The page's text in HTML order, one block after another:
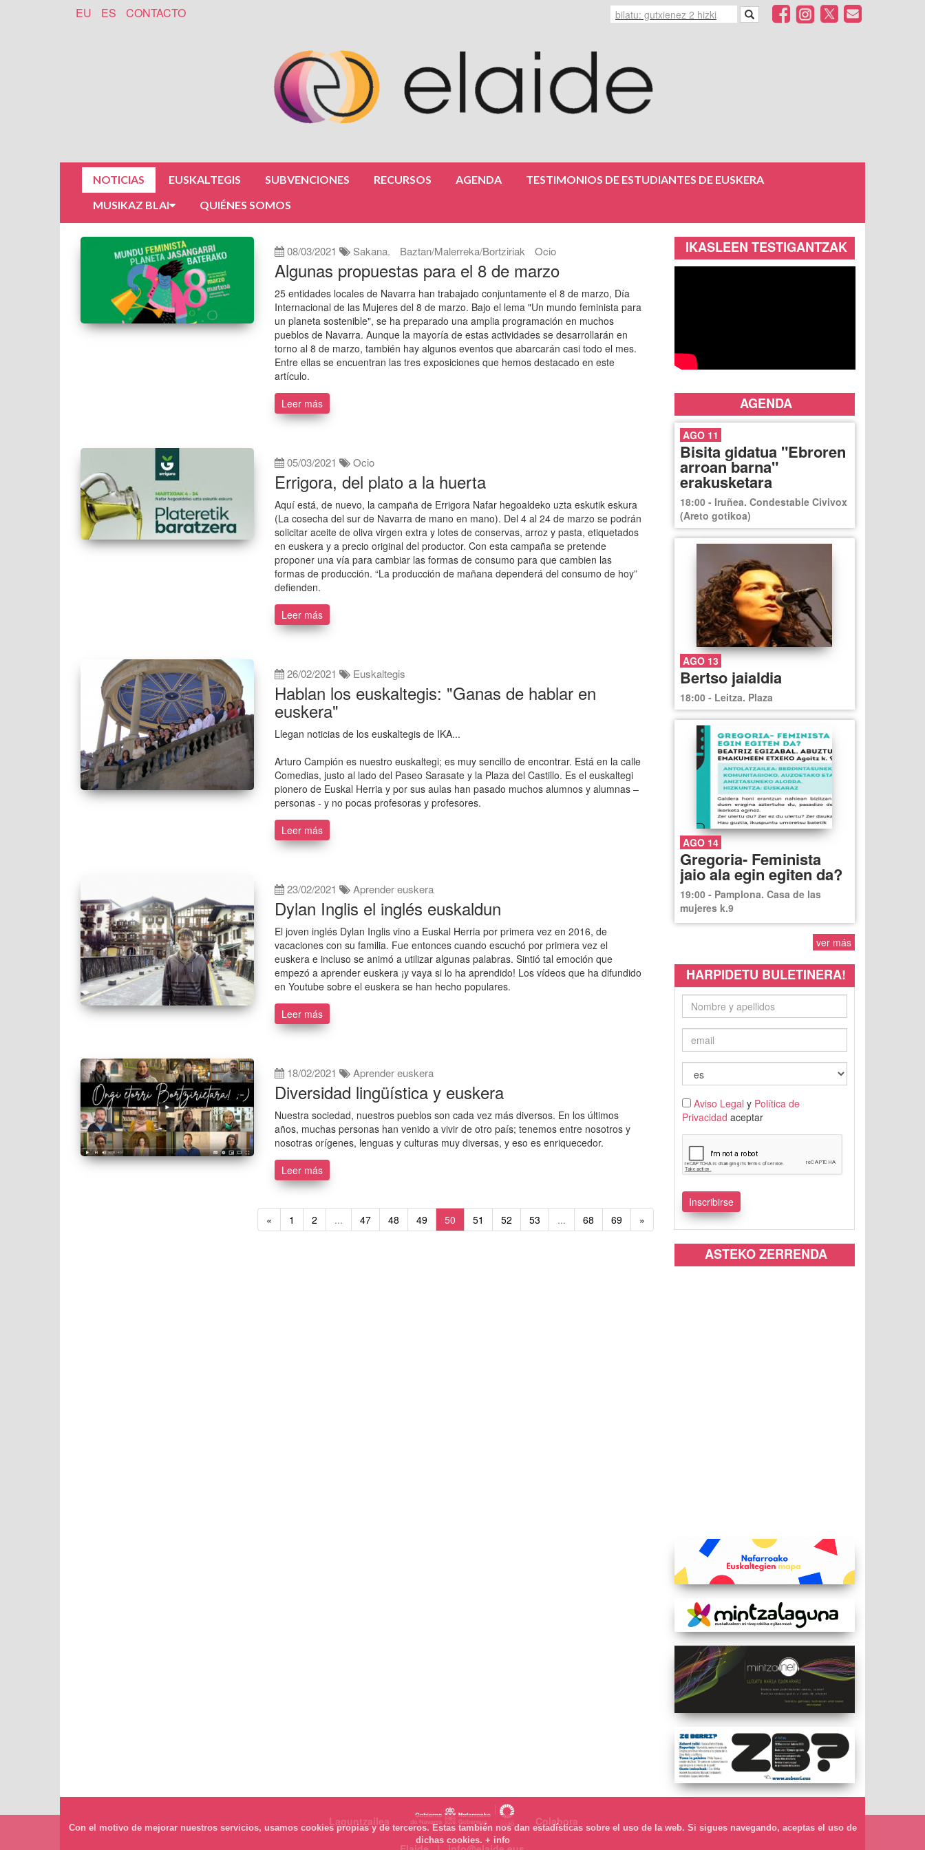
EU ES CONTACTO
NOTICIAS EUSKALTEGIS SUBVENCIONES RECURSOS AGENDA
TESTIMONIOS DE ESTUDIANTES DE EUSKERA
MUSIKAZ BLAI
QUIÉNES SOMOS
08/03/2021 Sakana. Baztan/Malerreka/Bortziriak Ocio
Algunas propuestas para el 8 de marzo
25 entidades locales de Navarra han trabajado conjuntamente el 8 de marzo, Día
Internacional de las Mujeres del 8 de marzo. Bajo el lema "Un mundo feminista para
un planeta sostenible", se ha preparado una amplia programación en muchos
pueblos de Navarra. Aunque la mayoría de estas actividades se desarrollarán en
torno al 8 de marzo, también hay algunos eventos que abarcarán casi todo el mes.
Entre ellas se encuentran las tres exposiciones que hemos destacado en este
artículo.
Leer más
05/03/2021 Ocio
Errigora, del plato a la huerta
Aquí está, de nuevo, la campaña de Errigora Nafar hegoaldeko uzta eskutik eskura
(La cosecha del sur de Navarra de mano en mano). Del 4 al 24 de marzo se podrán
solicitar aceite de oliva virgen extra y lotes de conservas, arroz y pasta, etiquetados
en euskera y a precio original del productor. Con esta campaña se pretende
proponer una vía para cambiar las formas de consumo para que cambien las
formas de producción. “La producción de mañana dependerá del consumo de hoy”
defienden.
Leer más
26/02/2021 Euskaltegis
Hablan los euskaltegis: "Ganas de hablar en
euskera"
Llegan noticias de los euskaltegis de IKA...
Arturo Campión es nuestro euskaltegi; es muy sencillo de encontrar. Está en la calle
Comedias, justo al lado del Paseo Sarasate y la Plaza del Castillo. Es el euskaltegi
pionero de Euskal Herria y por sus aulas han pasado muchos alumnos y alumnas –
personas - y no pocas profesoras y profesores.
Leer más
23/02/2021 Aprender euskera
Dylan Inglis el inglés euskaldun
El joven inglés Dylan Inglis vino a Euskal Herria por primera vez en 2016, de
vacaciones con su familia. Fue entonces cuando escuchó por primera vez el
euskera e incluso se animó a utilizar algunas palabras. Sintió tal emoción que
empezó a aprender euskera ¡y vaya si lo ha aprendido! Los vídeos que ha difundido
en Youtube sobre el euskera se han hecho populares.
Leer más
18/02/2021 Aprender euskera
Diversidad lingüística y euskera
Nuestra sociedad, nuestros pueblos son cada vez más diversos. En los últimos
años, muchas personas han venido a vivir de otro país; tenemos entre nosotros y
nosotras orígenes, lenguas y culturas muy diversas, y eso es enriquecedor.
Leer más
« 1 2 ... 47 48 49 50 51 52 53 ... 68 69 »
IKASLEEN TESTIGANTZAK
AGENDA
AGO 11
Bisita gidatua "Ebroren
arroan barna"
erakusketara
18:00 - Iruñea. Condestable Civivox
(Areto gotikoa)
AGO 13
Bertso jaialdia
18:00 - Leitza. Plaza
AGO 14
Gregoria- Feminista
jaio ala egin egiten da?
19:00 - Pamplona. Casa de las
mujeres k.9
ver más
HARPIDETU BULETINERA!
Aviso Legal y Política de
Privacidad aceptar
ASTEKO ZERRENDA
Laguntzailea
Colabora
Con el motivo de mejorar nuestros servicios, usamos cookies propias y de terceros. Estas también nos dan estadísticas sobre el uso de la web. Si sigues navegando, aceptas el uso de
dichas cookies. + info